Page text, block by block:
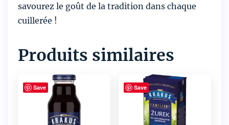
savourez le goût de la tradition dans chaque
cuillerée !
Produits similaires
Save Save